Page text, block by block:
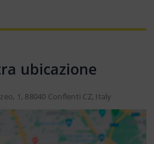
ubicazione
1, 88040 Conflenti CZ, Italy